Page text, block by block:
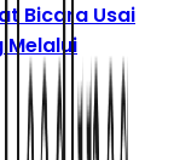
Bicara Usai
Melalui